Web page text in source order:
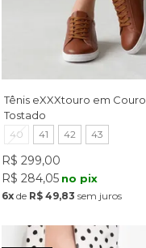
Tênis eXXXtouro em Couro
Tostado
40 41 42 43
R$ 299,00
R$ 284,05 no pix
6xde R$ 49,83 sem juros